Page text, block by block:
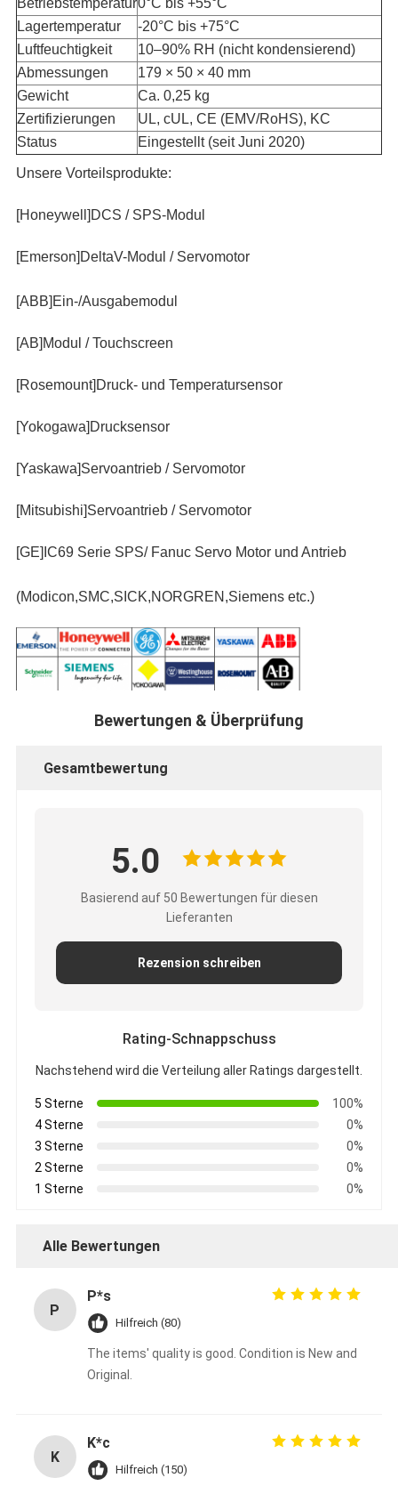
Betriebstemperatur0°C bis +55°C
Lagertemperatur
-20°C bis +75°C
Luftfeuchtigkeit
10–90% RH (nicht kondensierend)
Abmessungen
179 × 50 × 40 mm
Gewicht
Ca. 0,25 kg
Zertifizierungen
UL, cUL, CE (EMV/RoHS), KC
Status
Eingestellt (seit Juni 2020)
Unsere Vorteilsprodukte:
[Honeywell]DCS / SPS-Modul
[Emerson]DeltaV-Modul / Servomotor
[ABB]Ein-/Ausgabemodul
[AB]Modul / Touchscreen
[Rosemount]Druck- und Temperatursensor
[Yokogawa]Drucksensor
[Yaskawa]Servoantrieb / Servomotor
[Mitsubishi]Servoantrieb / Servomotor
[GE]IC69 Serie SPS/ Fanuc Servo Motor und Antrieb
(Modicon,SMC,SICK,NORGREN,Siemens etc.)
Bewertungen & Überprüfung
Gesamtbewertung
5.0
Basierend auf 50 Bewertungen für diesen
Lieferanten
Rezension schreiben
Rating-Schnappschuss
Nachstehend wird die Verteilung aller Ratings dargestellt.
5 Sterne
100%
4 Sterne
0%
3 Sterne
0%
2 Sterne
0%
1 Sterne
0%
Alle Bewertungen
P
P*s
Hilfreich (80)
The items' quality is good. Condition is New and
Original.
K
K*c
Hilfreich (150)